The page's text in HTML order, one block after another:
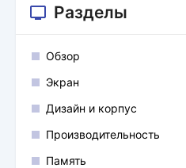
Разделы
Обзор
Экран
Дизайн и корпус
Производительность
Память